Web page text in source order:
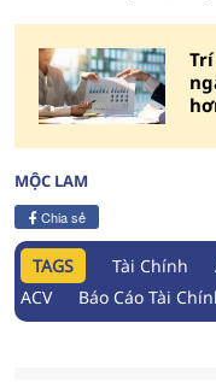
MỘC LAM
Chia sẻ
TAGS Tài Chính
ACV
Báo Cáo Tài